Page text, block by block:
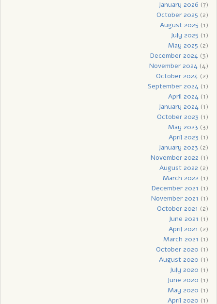
January 2026 (7)
October 2025 (2)
August 2025 (1)
July 2025 (1)
May 2025 (2)
December 2024(3)
November 2024(4)
October 2024(2)
September 2024(1)
April 2024(1)
January 2024(1)
October 2023 (1)
May 2023 (3)
April 2023 (1)
January 2023 (2)
November 2022 (1)
August 2022 (2)
March 2022 (1)
December 2021 (1)
November 2021 (1)
October 2021 (2)
June 2021 (1)
April 2021 (2)
March 2021 (1)
October 2020 (1)
August 2020 (1)
July 2020 (1)
June 2020 (1)
May 2020 (1)
April 2020 (1)